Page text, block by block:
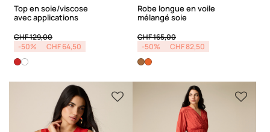
Top en soie/viscose
avec applications
Price reduced from
CHF 129,00to
-50%
CHF 64,50
Robe longue en voile
mélangé soie
Price reduced from
CHF 165,00to
-50%
CHF 82,50